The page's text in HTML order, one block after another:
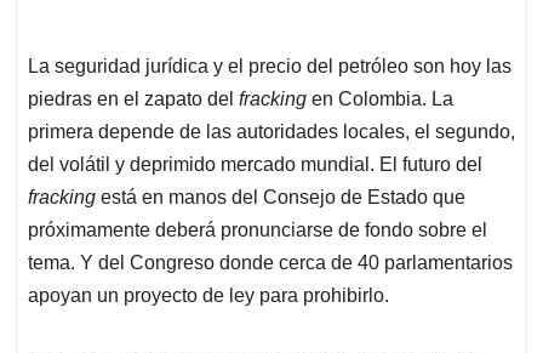
La seguridad jurídica y el precio del petróleo son hoy las
piedras en el zapato del fracking en Colombia. La
primera depende de las autoridades locales, el segundo,
del volátil y deprimido mercado mundial. El futuro del
fracking está en manos del Consejo de Estado que
próximamente deberá pronunciarse de fondo sobre el
tema. Y del Congreso donde cerca de 40 parlamentarios
apoyan un proyecto de ley para prohibirlo.